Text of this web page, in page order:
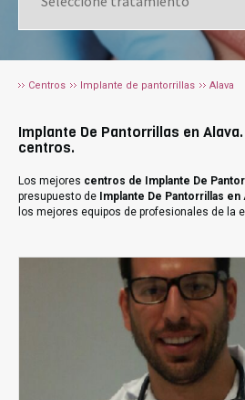
Centros Implante de pantorrillas Alava
Implante De Pantorrillas en
centros.
Los mejores centros de Implante De
presupuesto de Implante De Pantorrillas en
los mejores equipos de profesionales de la